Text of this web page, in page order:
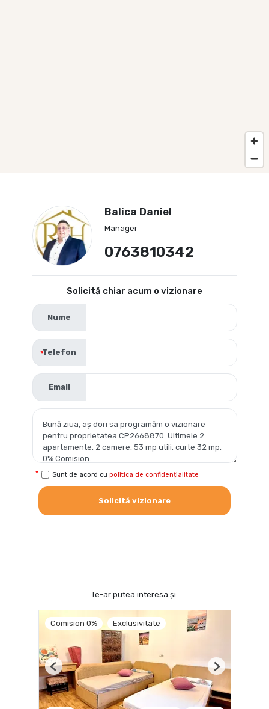
Balica Daniel
Manager
0763810342
Solicită chiar acum o vizionare
Nume
Telefon
Email
Sunt de acord cu politica de confidențialitate
Solicită vizionare
Te-ar putea interesa și:
Comision 0% Exclusivitate
Previous Next